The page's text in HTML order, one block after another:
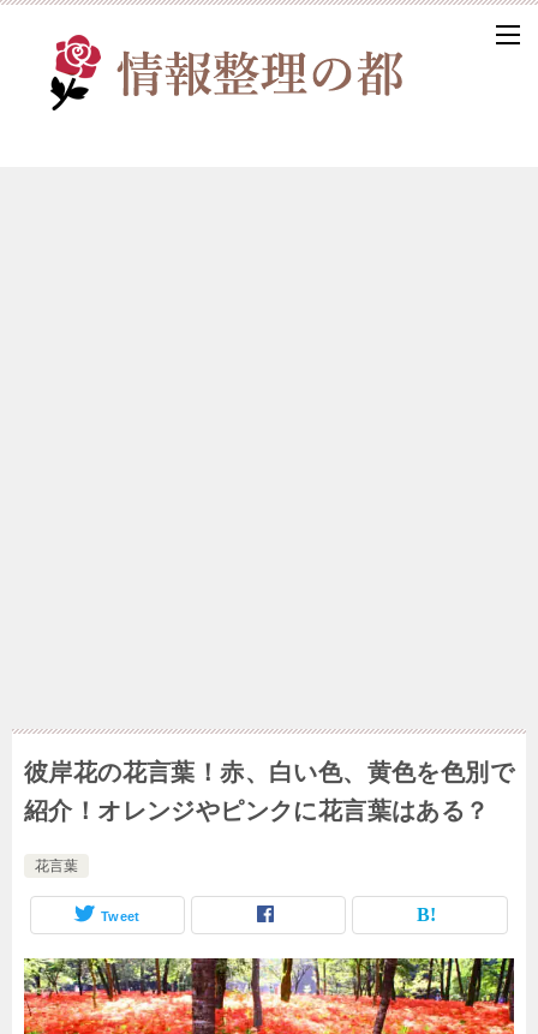
彼岸花の花言葉！赤、白い色、黄色を色別で
紹介！オレンジやピンクに花言葉はある？
花言葉
Tweet